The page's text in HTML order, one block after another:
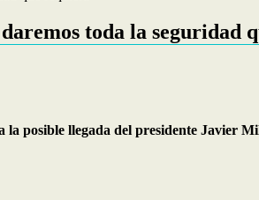
toda la seguridad
la posible llegada del presidente Javier